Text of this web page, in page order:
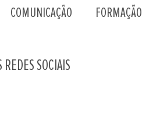
COMUNICAÇÃO FORMAÇÃO
SOCIAIS